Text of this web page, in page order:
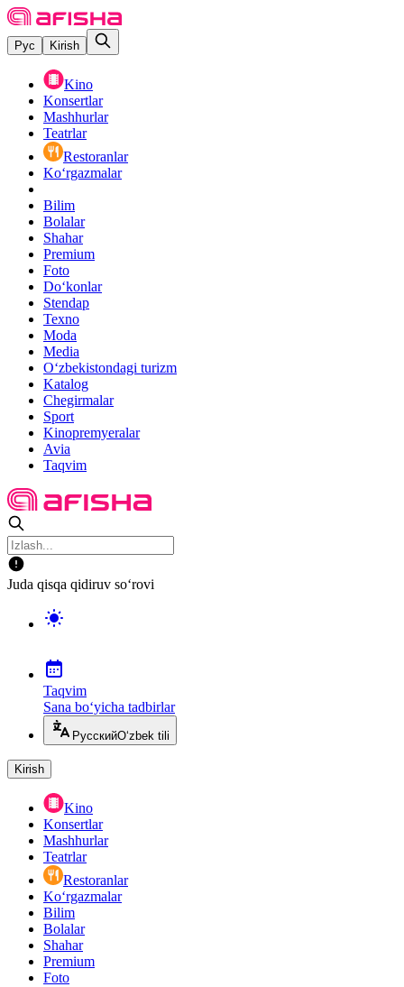
Рус Kirish
Kino
Konsertlar
Mashhurlar
Teatrlar
Restoranlar
Ko‘rgazmalar
Bilim
Bolalar
Shahar
Premium
Foto
Do‘konlar
Stendap
Texno
Moda
Media
O‘zbekistondagi turizm
Katalog
Chegirmalar
Sport
Kinopremyeralar
Avia
Taqvim
Juda qisqa qidiruv so‘rovi
Taqvim
Sana bo‘yicha tadbirlar
РусскийO‘zbek tili
Kirish
Kino
Konsertlar
Mashhurlar
Teatrlar
Restoranlar
Ko‘rgazmalar
Bilim
Bolalar
Shahar
Premium
Foto